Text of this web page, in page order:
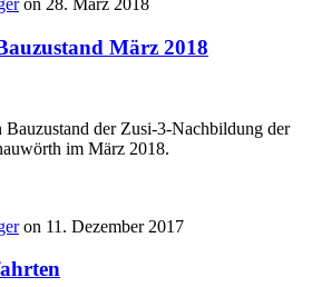
on 28. März 2018
März 2018
Bauzustand der Zusi-3-Nachbildung der
im März 2018.
on 11. Dezember 2017